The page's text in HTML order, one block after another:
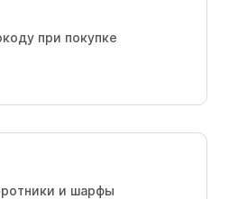
при покупке
и шарфы